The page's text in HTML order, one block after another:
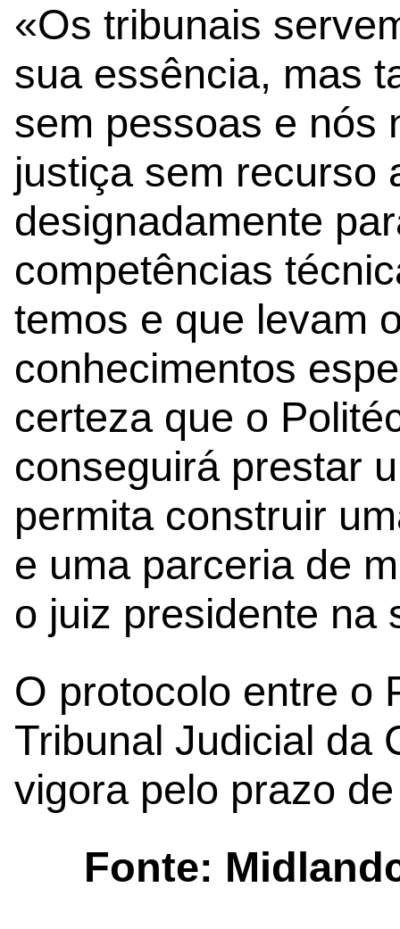
«Os tribunais
sua essência, mas
sem pessoas e nós
justiça sem recurso
designadamente
competências
temos e que levam
conhecimentos
certeza que o
conseguirá prestar
permita construir
e uma parceria de
o juiz presidente na
O protocolo entre o
Tribunal Judicial da
vigora pelo prazo
Fonte: